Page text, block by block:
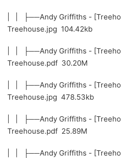
| | ├──Andy Griffiths -
Treehouse.jpg 104.42kb
| | ├──Andy Griffiths -
Treehouse.pdf 30.20M
| | ├──Andy Griffiths -
Treehouse.jpg 478.53kb
| | ├──Andy Griffiths -
Treehouse.pdf 25.89M
| | ├──Andy Griffiths -